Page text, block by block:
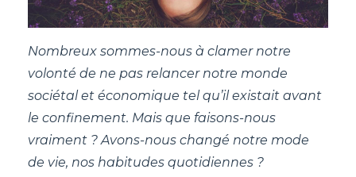
Nombreux sommes-nous à clamer notre
volonté de ne pas relancer notre monde
sociétal et économique tel qu’il existait avant
le confinement. Mais que faisons-nous
vraiment ? Avons-nous changé notre mode
de vie, nos habitudes quotidiennes ?